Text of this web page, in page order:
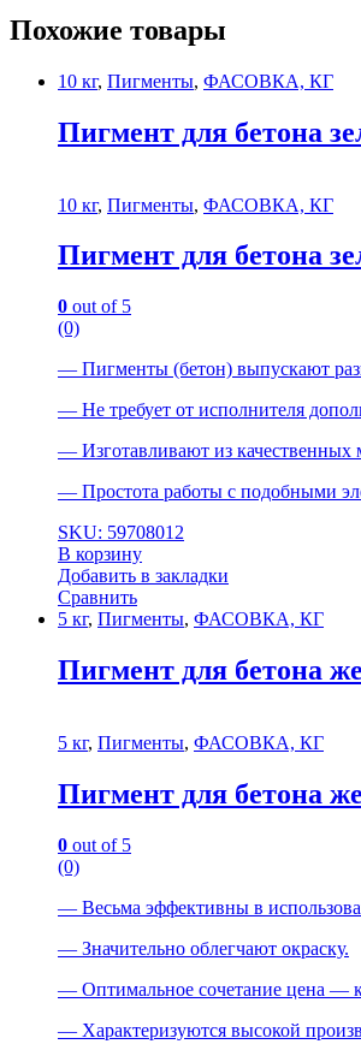
Похожие товары
10 кг, Пигменты, ФАСОВКА, КГ
Пигмент для бетона
10 кг, Пигменты, ФАСОВКА, КГ
Пигмент для бетона
0 out of 5
(0)
— Пигменты (бетон) выпускают
— Не требует от исполнителя
— Изготавливают из качественных
— Простота paбoты с подобными
SKU: 59708012
В корзину
Добавить в закладки
Сравнить
5 кг, Пигменты, ФАСОВКА, КГ
Пигмент для бетона
5 кг, Пигменты, ФАСОВКА, КГ
Пигмент для бетона
0 out of 5
(0)
— Весьма эффективны в
— Значительно облегчают oкраcку.
— Оптимальное сочетание цена —
— Характеризуются выcокой